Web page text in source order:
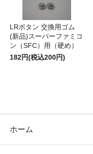
LRボタン 交換用ゴム
(新品)スーパーファミコ
ン（SFC）用（硬め）
182円(税込200円)
ホーム